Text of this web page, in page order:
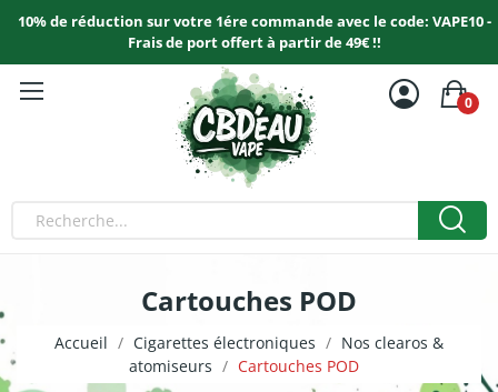
10% de réduction sur votre 1ére commande avec le code: VAPE10 -
Frais de port offert à partir de 49€ !!
0
Cartouches POD
Accueil Cigarettes électroniques
Nos clearos &
atomiseurs
Cartouches POD